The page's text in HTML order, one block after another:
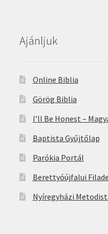
Ajánljuk
Online Biblia
Görög Biblia
I’ll Be Honest –
Baptista Gyűjtőlap
Parókia Portál
Berettyóújfalui
Nyíregyházi